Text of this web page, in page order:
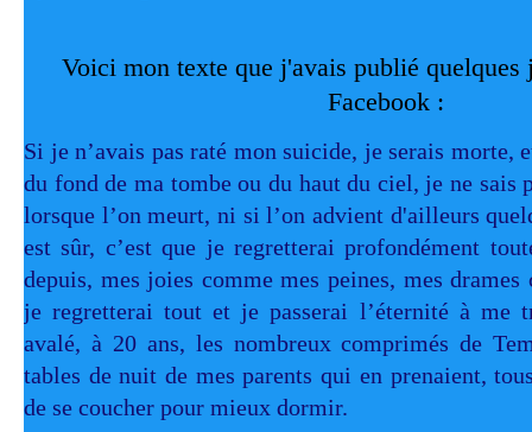
Voici mon texte que j'avais publié quelques
Facebook :
Si je n’avais pas raté mon suicide, je serais morte,
du fond de ma tombe ou du haut du ciel, je ne sais
lorsque l’on meurt, ni si l’on advient d'ailleurs
est sûr, c’est que je regretterai profondément
depuis, mes joies comme mes peines, mes drames
je regretterai tout et je passerai l’éternité à me
avalé, à 20 ans, les nombreux comprimés de
tables de nuit de mes parents qui en prenaient,
de se coucher pour mieux dormir.